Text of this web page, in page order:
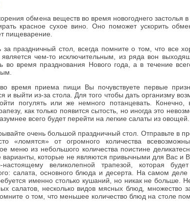
обмена веществ во время новогоднего застолья в
красное сухое вино. Оно поможет ускорить
пищеварение.
за праздничный стол, всегда помните о том, что все
является чем-то исключительным, из ряда вон
во время празднования Нового года, а в течение
время приема пищи Вы почувствуете первые
и выйти из-за стола. Для того чтобы дать организму
погулять или же немного потанцевать.
как только появится сытость, но иногда это
всего будет перейти на легкие салаты из овощей.
очень большой праздничный стол. Отправьте в
«ломятся» от огромного количества
меню из небольшого количества поистине
варианты, которые не являются привычными для Вас и
великолепной трапезой, которая
салата, основного блюда и десерта. На самом деле
именно столько кушаний, но никак не больше.
салатов, несколько видов мясных блюд, множество
о том, что меньшее количество блюд на столе